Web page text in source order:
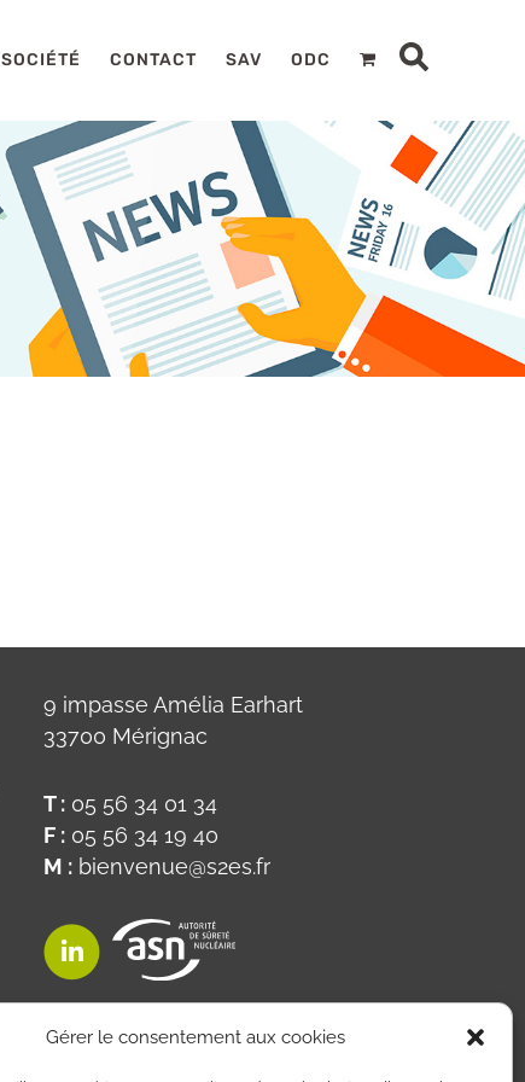
Gérer le consentement aux cookies
SOCIÉTÉ CONTACT SAV ODC
9 impasse Amélia Earhart
33700 Mérignac
T : 05 56 34 01 34
F : 05 56 34 19 40
M :bienvenue@s2es.fr